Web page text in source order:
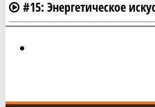
#15: Энергетическое
#18 | Санкт-